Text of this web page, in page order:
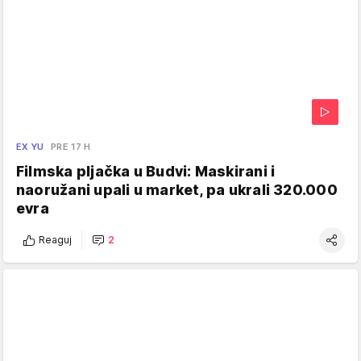
EX YU PRE 17 H
Filmska pljačka u Budvi: Maskirani i
naoružani upali u market, pa ukrali 320.000
evra
Reaguj 2